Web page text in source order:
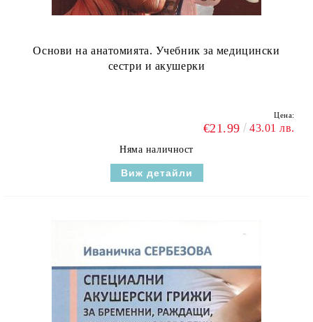
Основи на анатомията. Учебник за медицински
сестри и акушерки
Цена:
€21.99 43.01 лв.
Няма наличност
Виж детайли